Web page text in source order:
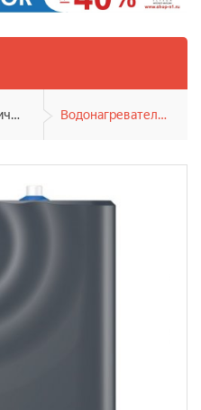
Климатическая техника Водонагреватели накопительные